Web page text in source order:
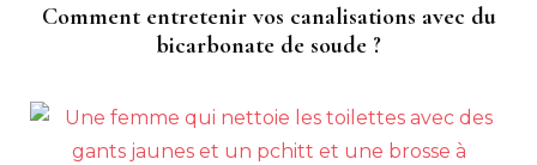
Comment entretenir vos canalisations avec du
bicarbonate de soude ?